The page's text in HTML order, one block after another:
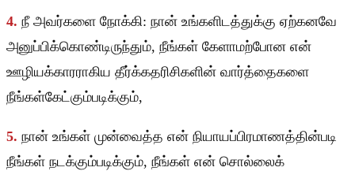
4. நீ அவர்களை நோக்கி: நான் உங்களிடத்துக்கு ஏற்கனவே
அனுப்பிக்கொண்டிருந்தும், நீங்கள் கேளாமற்போன என்
ஊழியக்காரராகிய தீர்க்கதரிசிகளின் வார்த்தைகளை
நீங்கள்கேட்கும்படிக்கும்,
5. நான் உங்கள் முன்வைத்த என் நியாயப்பிரமாணத்தின்படி
நீங்கள் நடக்கும்படிக்கும், நீங்கள் என் சொல்லைக்